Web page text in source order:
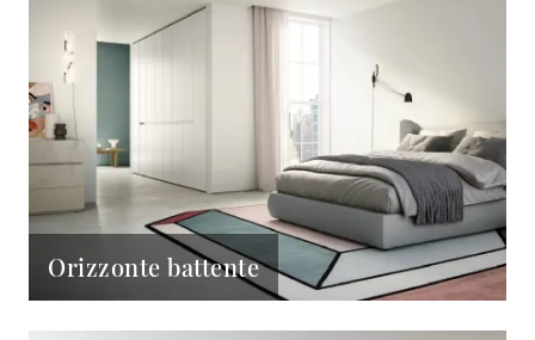
Orizzonte battente